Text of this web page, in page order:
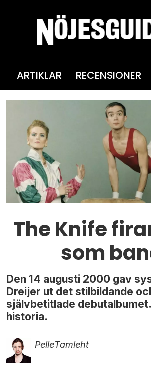
ARTIKLAR RECENSIONER
The Knife
som
Den 14 augusti 2000 gav
Dreijer ut det stilbildande
självbetitlade
historia.
PelleTamleht